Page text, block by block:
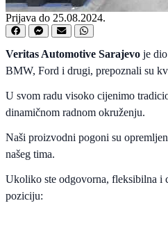
Prijava do 25.08.2024.
Veritas Automotive Sarajevo je
BMW, Ford i drugi, prepoznali su
U svom radu visoko cijenimo
dinamičnom radnom okruženju.
Naši proizvodni pogoni su
našeg tima.
Ukoliko ste odgovorna, fleksibilna i
poziciju: